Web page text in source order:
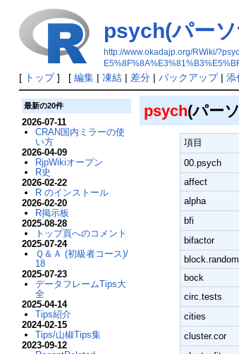
psych(パー
http://www.okadajp.org/RWiki/
[ トップ] [ 編集| 凍結| 差分| バックアップ| 添
psych(パー
項目
00.psych
affect
alpha
bfi
bifactor
block.random
bock
circ.tests
cities
cluster.cor
最新の20件
2026-07-11
CRAN国内ミラーの使
い方
2026-04-09
RjpWikiオープン
R史
2026-02-22
R のインストール
2026-02-20
R掲示板
2025-08-28
トップ頁へのコメント
2025-07-24
Ｑ＆Ａ (初級者コース)/
18
2025-07-23
データフレームTips大
全
2025-04-14
Tips紹介
2024-02-15
Tips/山椒Tips集
2023-09-12